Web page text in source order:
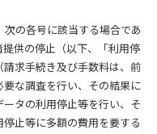
の各号に該当する場合であ
供の停止（以下、「利用停
請求手続き及び手数料は、前
な調査を行い、その結果に
タの利用停止等を行い、そ
止等に多額の費用を要する